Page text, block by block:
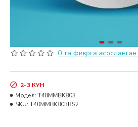
0 та фикрга асосланган.
2-3 КУН
Модел: T40MMBK803
SKU: T40MMBK803BS2